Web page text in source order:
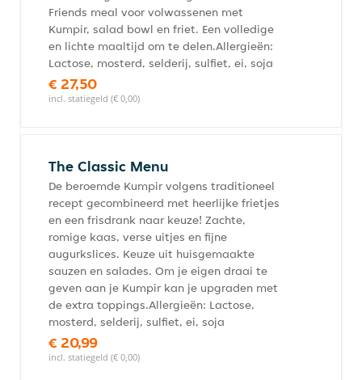
Friends meal voor volwassenen met
Kumpir, salad bowl en friet. Een volledige
en lichte maaltijd om te delen.Allergieën:
Lactose, mosterd, selderij, sulfiet, ei, soja
€ 27,50
incl. statiegeld (€ 0,00)
The Classic Menu
De beroemde Kumpir volgens traditioneel
recept gecombineerd met heerlijke frietjes
en een frisdrank naar keuze! Zachte,
romige kaas, verse uitjes en fijne
augurkslices. Keuze uit huisgemaakte
sauzen en salades. Om je eigen draai te
geven aan je Kumpir kan je upgraden met
de extra toppings.Allergieën: Lactose,
mosterd, selderij, sulfiet, ei, soja
€ 20,99
incl. statiegeld (€ 0,00)